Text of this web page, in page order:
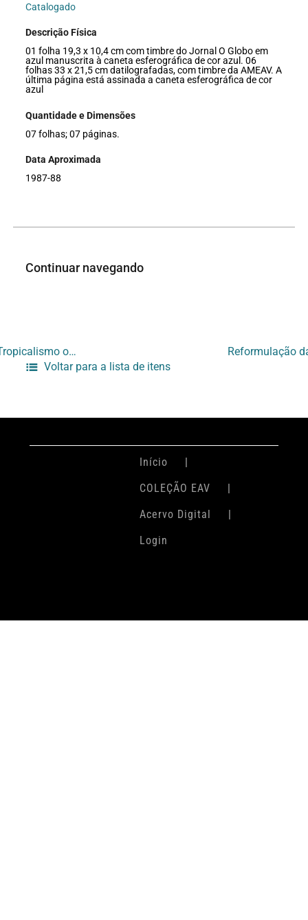
Catalogado
Descrição Física
01 folha 19,3 x 10,4 cm com timbre do Jornal O Globo em
azul manuscrita à caneta esferográfica de cor azul. 06
folhas 33 x 21,5 cm datilografadas, com timbre da AMEAV. A
última página está assinada a caneta esferográfica de cor
azul
Quantidade e Dimensões
07 folhas; 07 páginas.
Data Aproximada
1987-88
Continuar navegando
[Projeto Exposição Tropicalismo Divino Maravilhoso (Em torno do Tropicalismo ou a Arte em torno da Política)]
Voltar para a lista de itens
Início
COLEÇÃO EAV
Acervo Digital
Login